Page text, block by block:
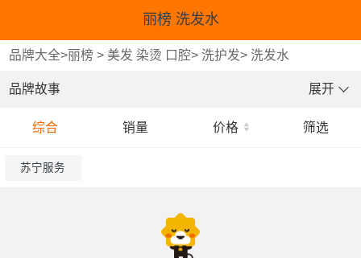
丽榜 洗发水
品牌大全>丽榜 > 美发 染烫 口腔>洗护发>洗发水
品牌故事 展开
综合 销量 价格 筛选
苏宁服务